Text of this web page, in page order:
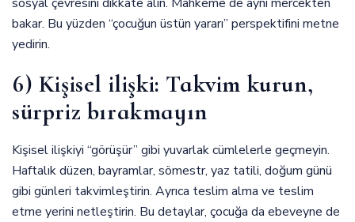
bakar. Bu yüzden “çocuğun üstün yararı” perspektifini metne
yedirin.
6) Kişisel ilişki: Takvim kurun,
sürpriz bırakmayın
Kişisel ilişkiyi “görüşür” gibi yuvarlak cümlelerle geçmeyin.
Haftalık düzen, bayramlar, sömestr, yaz tatili, doğum günü
gibi günleri takvimleştirin. Ayrıca teslim alma ve teslim
etme yerini netleştirin. Bu detaylar, çocuğa da ebeveyne de